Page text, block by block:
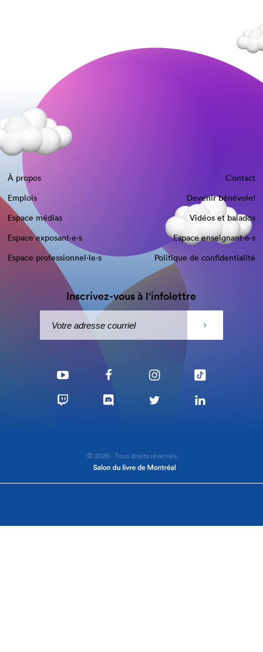
À propos
Contact
Emplois
Devenir bénévole!
Espace médias
Vidéos et balados
Espace exposant·e⋅s
Espace enseignant·e⋅s
Espace professionnel·le⋅s
Politique de confidentialité
Inscrivez-vous à l'infolettre
© 2026 - Tous droits réservés